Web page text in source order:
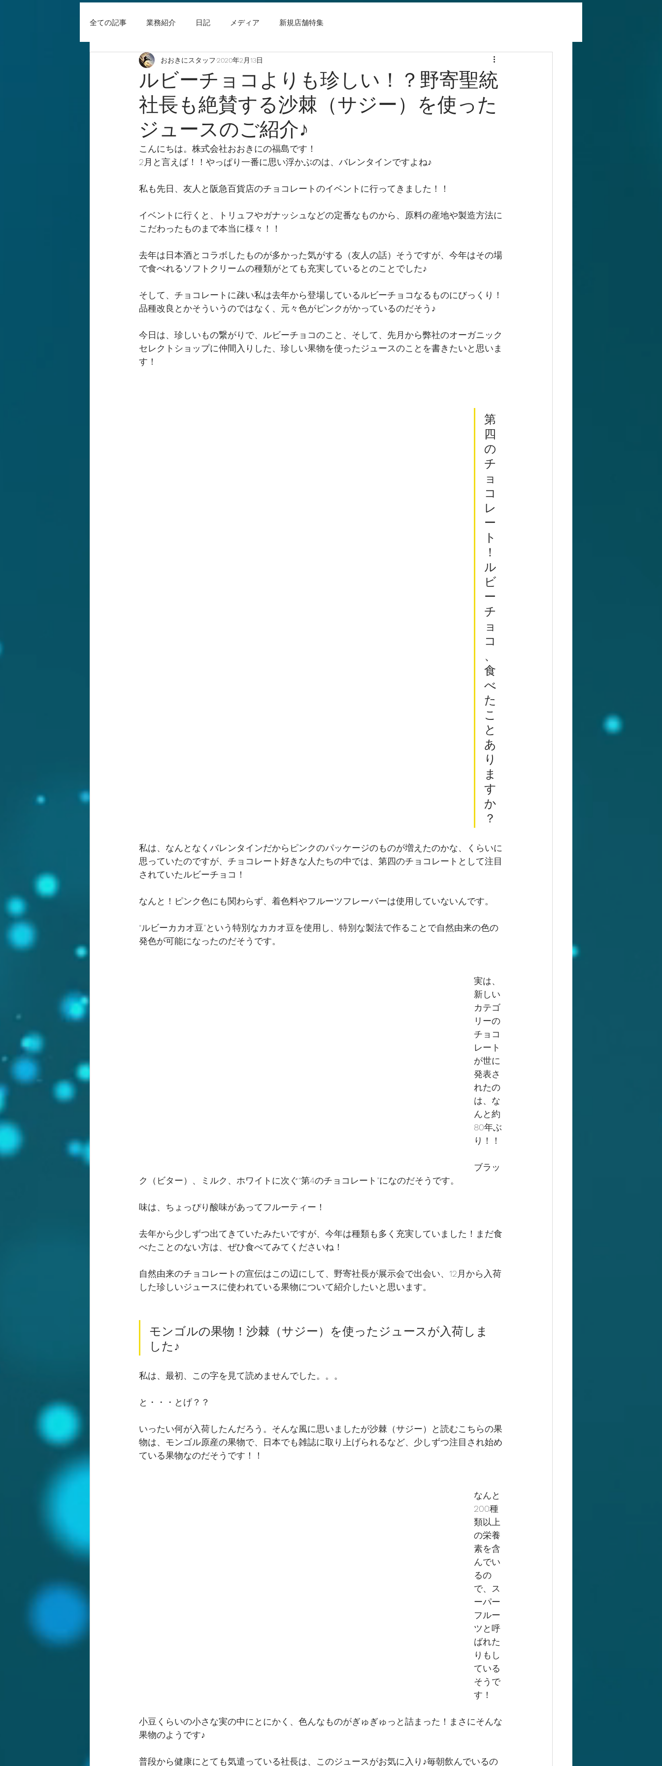
全ての記事 業務紹介 日記 メディア 新規店舗特集
ルビーチョコよりも珍しい！？野寄聖統
社長も絶賛する沙棘（サジー）を使った
ジュースのご紹介♪
おおきにスタッフ2020年2月13日
こんにちは。株式会社おおきにの福島です！
2月と言えば！！やっぱり一番に思い浮かぶのは、バレンタインですよね♪
私も先日、友人と阪急百貨店のチョコレートのイベントに行ってきました！！
イベントに行くと、トリュフやガナッシュなどの定番なものから、原料の産地や製造方法に
こだわったものまで本当に様々！！
去年は日本酒とコラボしたものが多かった気がする（友人の話）そうですが、今年はその場
で食べれるソフトクリームの種類がとても充実しているとのことでした♪
そして、チョコレートに疎い私は去年から登場しているルビーチョコなるものにびっくり！
品種改良とかそういうのではなく、元々色がピンクがかっているのだそう♪
今日は、珍しいもの繋がりで、ルビーチョコのこと、そして、先月から弊社のオーガニック
セレクトショップに仲間入りした、珍しい果物を使ったジュースのことを書きたいと思いま
す！
第
四
の
チ
ョ
コ
レ
ー
ト
！
ル
ビ
ー
チ
ョ
コ
、
食
べ
た
こ
と
あ
り
ま
す
か
？
私は、なんとなくバレンタインだからピンクのパッケージのものが増えたのかな、くらいに
思っていたのですが、チョコレート好きな人たちの中では、第四のチョコレートとして注目
されていたルビーチョコ！
なんと！ピンク色にも関わらず、着色料やフルーツフレーバーは使用していないんです。
“ルビーカカオ豆”という特別なカカオ豆を使用し、特別な製法で作ることで自然由来の色の
発色が可能になったのだそうです。
実は、
新しい
カテゴ
リーの
チョコ
レート
が世に
発表さ
れたの
は、な
んと約
80年ぶ
り！！
ブラッ
ク（ビター）、ミルク、ホワイトに次ぐ“第4のチョコレート”になのだそうです。
味は、ちょっぴり酸味があってフルーティー！
去年から少しずつ出てきていたみたいですが、今年は種類も多く充実していました！まだ食
べたことのない方は、ぜひ食べてみてくださいね！
自然由来のチョコレートの宣伝はこの辺にして、野寄社長が展示会で出会い、12月から入荷
した珍しいジュースに使われている果物について紹介したいと思います。
モンゴルの果物！沙棘（サジー）を使ったジュースが入荷しま
した♪
私は、最初、この字を見て読めませんでした。。。
と・・・とげ？？
いったい何が入荷したんだろう。そんな風に思いましたが沙棘（サジー）と読むこちらの果
物は、モンゴル原産の果物で、日本でも雑誌に取り上げられるなど、少しずつ注目され始め
ている果物なのだそうです！！
なんと
200種
類以上
の栄養
素を含
んでい
るの
で、ス
ーパー
フルー
ツと呼
ばれた
りもし
ている
そうで
す！
小豆くらいの小さな実の中にとにかく、色んなものがぎゅぎゅっと詰まった！まさにそんな
果物のようです♪
普段から健康にとても気遣っている社長は、このジュースがお気に入り♪毎朝飲んでいるの